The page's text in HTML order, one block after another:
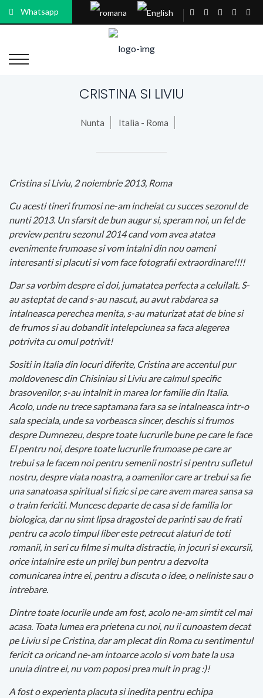
Whatsapp
CRISTINA SI LIVIU
Nunta Italia - Roma
Cristina si Liviu, 2 noiembrie 2013, Roma
Cu acesti tineri frumosi ne-am incheiat cu succes sezonul de
nunti 2013. Un sfarsit de bun augur si, speram noi, un fel de
preview pentru sezonul 2014 cand vom avea atatea
evenimente frumoase si vom intalni din nou oameni
interesanti si placuti si vom face fotografii extraordinare!!!!
Dar sa vorbim despre ei doi, jumatatea perfecta a celuilalt. S-
au asteptat de cand s-au nascut, au avut rabdarea sa
intalneasca perechea menita, s-au maturizat atat de bine si
de frumos si au dobandit intelepciunea sa faca alegerea
potrivita cu omul potrivit!
Sositi in Italia din locuri diferite, Cristina are accentul pur
moldovenesc din Chisiniau si Liviu are calmul specific
brasovenilor, s-au intalnit in marea lor familie din Italia.
Acolo, unde nu trece saptamana fara sa se intalneasca intr-o
sala speciala, unde sa vorbeasca sincer, deschis si frumos
despre Dumnezeu, despre toate lucrurile bune pe care le face
El pentru noi, despre toate lucrurile frumoase pe care ar
trebui sa le facem noi pentru semenii nostri si pentru sufletul
nostru, despre viata noastra, a oamenilor care ar trebui sa fie
una sanatoasa spiritual si fizic si pe care avem marea sansa sa
o traim fericiti. Muncesc departe de casa si de familia lor
biologica, dar nu simt lipsa dragostei de parinti sau de frati
pentru ca acolo timpul liber este petrecut alaturi de toti
romanii, in seri cu filme si multa distractie, in jocuri si excursii,
orice intalnire este un prilej bun pentru a dezvolta
comunicarea intre ei, pentru a discuta o idee, o neliniste sau o
intrebare.
Dintre toate locurile unde am fost, acolo ne-am simtit cel mai
acasa. Toata lumea era prietena cu noi, nu ii cunoastem decat
pe Liviu si pe Cristina, dar am plecat din Roma cu sentimentul
fericit ca oricand ne-am intoarce acolo si vom bate la usa
unuia dintre ei, nu vom poposi prea mult in prag :)!
A fost o experienta placuta si inedita pentru echipa